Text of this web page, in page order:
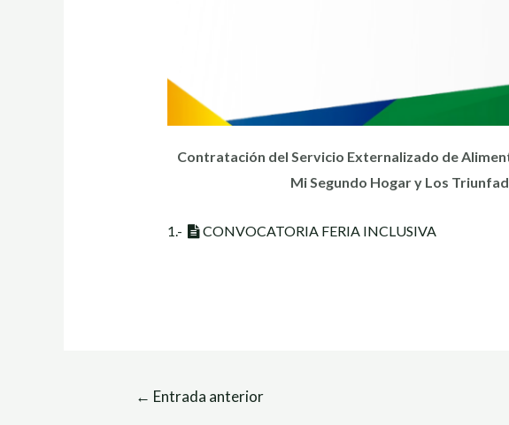
Contratación del Servicio Externalizado de
Mi Segundo Hogar y Los
1.- CONVOCATORIA FERIA INCLUSIVA
← Entrada anterior